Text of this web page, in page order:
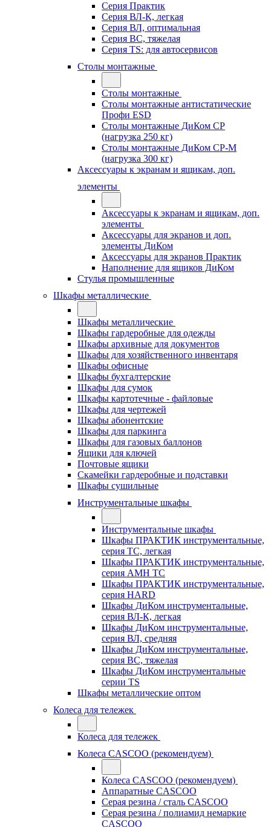
Серия Практик
Серия ВЛ-К, легкая
Серия ВЛ, оптимальная
Серия ВС, тяжелая
Серия TS: для автосервисов
Столы монтажные
Столы монтажные
Столы монтажные антистатические
Профи ESD
Столы монтажные ДиКом СР
(нагрузка 250 кг)
Столы монтажные ДиКом СР-М
(нагрузка 300 кг)
Аксессуары к экранам и ящикам, доп.
элементы
Аксессуары к экранам и ящикам, доп.
элементы
Аксессуары для экранов и доп.
элементы ДиКом
Аксессуары для экранов Практик
Наполнение для ящиков ДиКом
Стулья промышленные
Шкафы металлические
Шкафы металлические
Шкафы гардеробные для одежды
Шкафы архивные для документов
Шкафы для хозяйственного инвентаря
Шкафы офисные
Шкафы бухгалтерские
Шкафы для сумок
Шкафы картотечные - файловые
Шкафы для чертежей
Шкафы абонентские
Шкафы для паркинга
Шкафы для газовых баллонов
Ящики для ключей
Почтовые ящики
Скамейки гардеробные и подставки
Шкафы сушильные
Инструментальные шкафы
Инструментальные шкафы
Шкафы ПРАКТИК инструментальные,
серия ТC, легкая
Шкафы ПРАКТИК инструментальные,
серия AMH TC
Шкафы ПРАКТИК инструментальные,
серия HARD
Шкафы ДиКом инструментальные,
cерия ВЛ-К, легкая
Шкафы ДиКом инструментальные,
серия ВЛ, средняя
Шкафы ДиКом инструментальные,
серия ВС, тяжелая
Шкафы ДиКом инструментальные
серии TS
Шкафы металлические оптом
Колеса для тележек
Колеса для тележек
Колеса CASCOO (рекомендуем)
Колеса CASCOO (рекомендуем)
Аппаратные CASCOO
Серая резина / сталь CASCOO
Серая резина / полиамид немаркие
CASCOO